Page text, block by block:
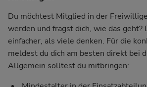
Du möchtest Mitglied in der
werden und fragst dich, wie das
einfacher, als viele denken. Für die
meldest du dich am besten direkt bei
Allgemein solltest du mitbringen: